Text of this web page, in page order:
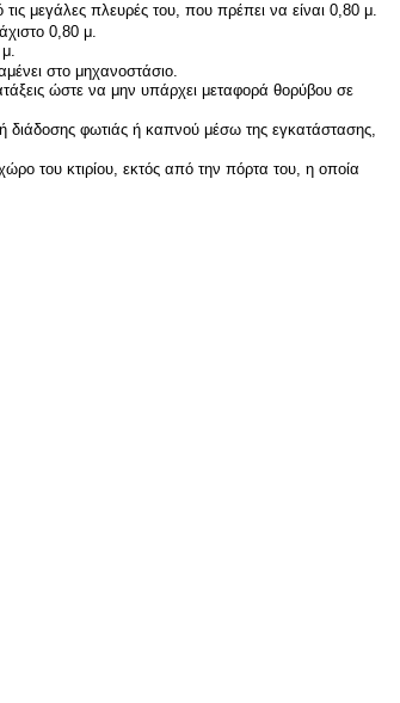
μεγάλες πλευρές του, που πρέπει να είναι 0,80 μ.
0,80 μ.
στο μηχανοστάσιο.
ώστε να μην υπάρχει μεταφορά θορύβου σε
διάδοσης φωτιάς ή καπνού μέσω της εγκατάστασης,
του κτιρίου, εκτός από την πόρτα του, η οποία